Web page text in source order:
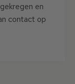
en
contact op